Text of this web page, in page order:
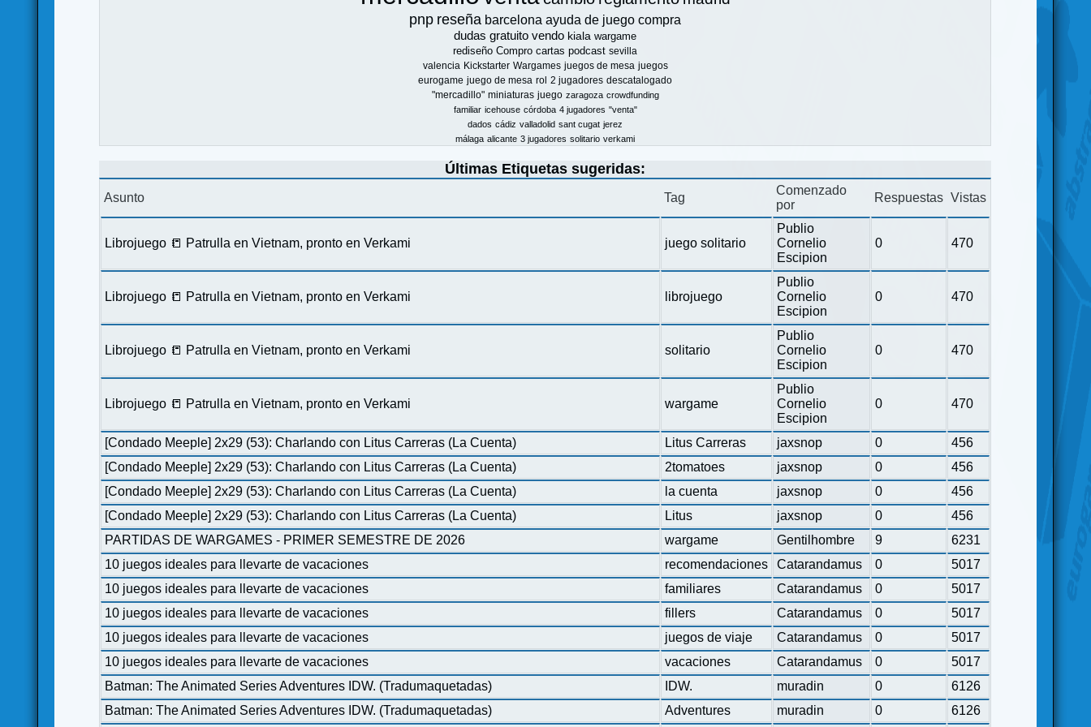
pnp reseña barcelona ayuda de juego compra
dudas gratuito vendo kiala wargame
rediseño Compro cartas podcast sevilla
valencia Kickstarter Wargames juegos de mesa juegos
eurogame juego de mesa rol 2 jugadores descatalogado
"mercadillo" miniaturas juego zaragoza crowdfunding
familiar icehouse córdoba 4 jugadores "venta"
dados cádiz valladolid sant cugat jerez
málaga alicante 3 jugadores solitario verkami
Últimas Etiquetas sugeridas:
Asunto Tag
Comenzado
por
Respuestas Vistas
Librojuego 📒 Patrulla en Vietnam, pronto en Verkami juego solitario
Publio
Cornelio
Escipion
0 470
Librojuego 📒 Patrulla en Vietnam, pronto en Verkami librojuego
Publio
Cornelio
Escipion
0 470
Librojuego 📒 Patrulla en Vietnam, pronto en Verkami solitario
Publio
Cornelio
Escipion
0 470
Librojuego 📒 Patrulla en Vietnam, pronto en Verkami wargame
Publio
Cornelio
Escipion
0 470
[Condado Meeple] 2x29 (53): Charlando con Litus Carreras (La Cuenta) Litus Carreras jaxsnop 0
456
[Condado Meeple] 2x29 (53): Charlando con Litus Carreras (La Cuenta)
2tomatoes jaxsnop 0
456
[Condado Meeple] 2x29 (53): Charlando con Litus Carreras (La Cuenta)
la cuenta jaxsnop 0
456
[Condado Meeple] 2x29 (53): Charlando con Litus Carreras (La Cuenta)
Litus jaxsnop 0
456
PARTIDAS DE WARGAMES - PRIMER SEMESTRE DE 2026
wargame Gentilhombre 9
6231
10 juegos ideales para llevarte de vacaciones
recomendaciones Catarandamus 0
5017
10 juegos ideales para llevarte de vacaciones
familiares Catarandamus 0
5017
10 juegos ideales para llevarte de vacaciones
fillers Catarandamus 0
5017
10 juegos ideales para llevarte de vacaciones
juegos de viaje Catarandamus 0
5017
10 juegos ideales para llevarte de vacaciones
vacaciones Catarandamus 0
5017
Batman: The Animated Series Adventures IDW. (Tradumaquetadas)
IDW. muradin 0
6126
Batman: The Animated Series Adventures IDW. (Tradumaquetadas)
Adventures muradin 0 6126